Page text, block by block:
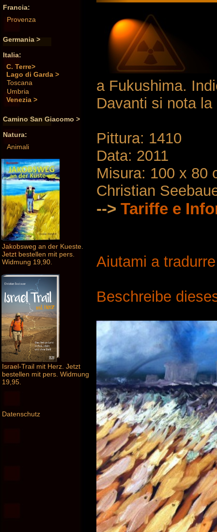
Francia:
Provenza
Germania >
Italia:
C. Terre>
Lago di Garda >
Toscana
Umbria
Venezia >
Camino San Giacomo >
Natura:
Animali
Jakobsweg an der Kueste.
Jetzt bestellen mit pers.
Widmung 19,90.
Israel-Trail mit Herz. Jetzt
bestellen mit pers. Widmung
19,95.
Datenschutz
a Fukushima.
Davanti si nota
Pittura: 1410
Data: 2011
Misura: 100 x 80
Christian
--> Tariffe e
Aiutami a
Beschreibe